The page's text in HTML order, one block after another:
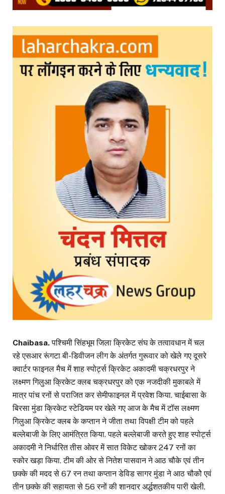
Chaibasa.पश्चिमी सिंहभूम जिला क्रिकेट संघ के तत्वावधान में चल
रहे एसआर रूंगटा बी-डिवीजन लीग के अंतर्गत गुरूवार को खेले गए दूसरे
क्वार्टर फाइनल मैच में शाह स्पोर्ट्स क्रिकेट अकादमी चक्रधरपुर ने
लक्ष्मण गिलुआ क्रिकेट क्लब चक्रधरपुर को एक नजदीकी मुकाबले में
मात्र पांच रनों से पराजित कर सेमीफाइनल में प्रवेश किया. चाईबासा के
बिरसा मुंडा क्रिकेट स्टेडियम पर खेले गए आज के मैच में टॉस लक्ष्मण
गिलुआ क्रिकेट क्लब के कप्तान ने जीता तथा विपक्षी टीम को पहले
बल्लेबाजी के लिए आमंत्रित किया. पहले बल्लेबाजी करते हुए शाह स्पोर्ट्स
अकादमी ने निर्धारित तीस ओवर में सात विकेट खोकर 247 रनों का
स्कोर खड़ा किया. टीम की ओर से नितेश पासवान ने आठ चौके एवं तीन
छक्के की मदद से 67 रन तथा कप्तान डेविड सागर मुंडा ने आठ चौकोे एवं
तीन छक्के की सहायता से 56 रनों की शानदार अर्द्धशतकीय पारी खेली.